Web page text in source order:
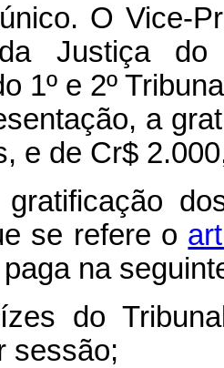
O Vice-
da Justiça
1º e 2º
a
e de Cr$
se refere o
na
do
sessão;